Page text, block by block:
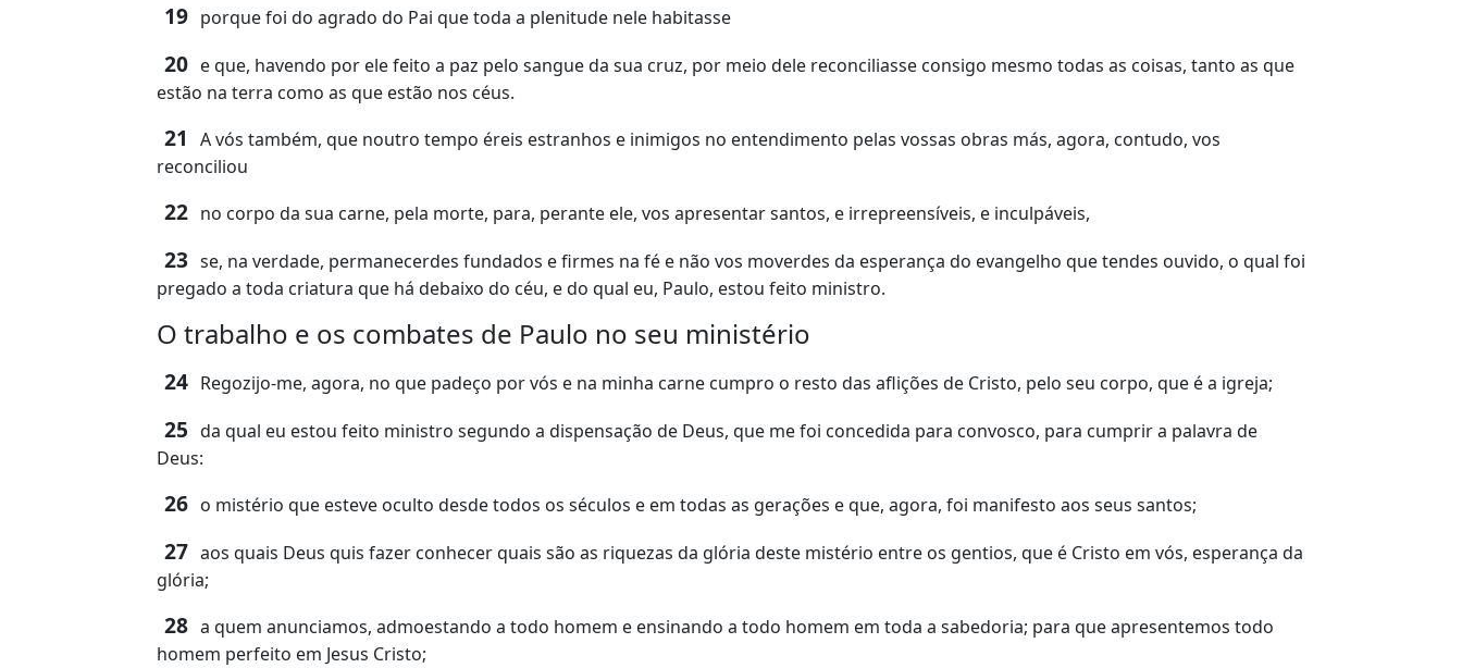
19 porque foi do agrado do Pai que toda a plenitude nele habitasse
20 e que, havendo por ele feito a paz pelo sangue da sua cruz, por meio dele reconciliasse consigo mesmo todas as coisas, tanto as que
estão na terra como as que estão nos céus.
21
A vós também, que noutro tempo éreis estranhos e inimigos no entendimento pelas vossas obras más, agora, contudo, vos
reconciliou
22 no corpo da sua carne, pela morte, para, perante ele, vos apresentar santos, e irrepreensíveis, e inculpáveis,
23 se, na verdade, permanecerdes fundados e firmes na fé e não vos moverdes da esperança do evangelho que tendes ouvido, o qual foi
pregado a toda criatura que há debaixo do céu, e do qual eu, Paulo, estou feito ministro.
O trabalho e os combates de Paulo no seu ministério
24 Regozijo-me, agora, no que padeço por vós e na minha carne cumpro o resto das aflições de Cristo, pelo seu corpo, que é a igreja;
25 da qual eu estou feito ministro segundo a dispensação de Deus, que me foi concedida para convosco, para cumprir a palavra de
Deus:
26 o mistério que esteve oculto desde todos os séculos e em todas as gerações e que, agora, foi manifesto aos seus santos;
27 aos quais Deus quis fazer conhecer quais são as riquezas da glória deste mistério entre os gentios, que é Cristo em vós, esperança da
glória;
28 a quem anunciamos, admoestando a todo homem e ensinando a todo homem em toda a sabedoria; para que apresentemos todo
homem perfeito em Jesus Cristo;